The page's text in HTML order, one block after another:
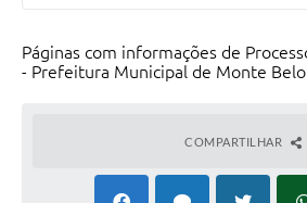
Páginas com informações de
- Prefeitura Municipal de Monte Belo
COMPARTILHAR